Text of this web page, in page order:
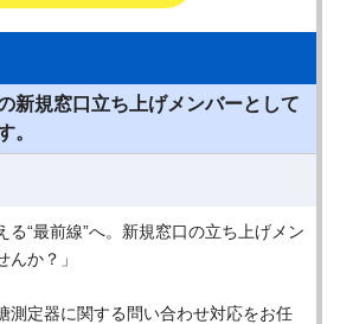
新規窓口立ち上げメンバーとして
。
る“最前線”へ。新規窓口の立ち上げメン
か？」
測定器に関する問い合わせ対応をお任